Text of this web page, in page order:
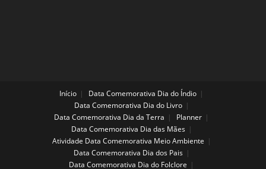
Início
Data Comemorativa Dia do Índio
Data Comemorativa Dia do Livro
Data Comemorativa Dia da Terra
Planner
Data Comemorativa Dia das Mães
Atividade Data Comemorativa Meio Ambiente
Data Comemorativa Dia dos Pais
Data Comemorativa Dia do Folclore